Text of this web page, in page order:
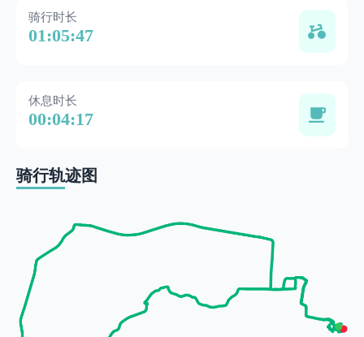
骑行时长
01:05:47
休息时长
00:04:17
骑行轨迹图